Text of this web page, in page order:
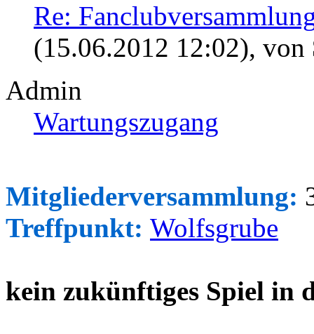
Re:
(15.06.2012 12:02), von
Admin
Wartungszugang
Mitgliederversammlung:
Treffpunkt: Wolfsgrube
kein zukünftiges Spiel in